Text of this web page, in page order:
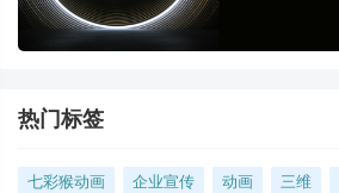
热门标签
七彩猴动画 企业宣传 动画 三维